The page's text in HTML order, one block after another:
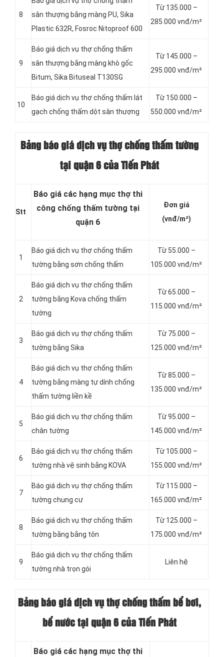
8
sân thượng bằng màng PU, Sika
Plastic 632R, Fosroc Nitoproof 600
Từ 135.000 –
285.000 vnđ/m²
9
Báo giá dịch vụ thợ chống thấm
sân thượng bằng màng khò gốc
Bitum, Sika Bituseal T130SG
Từ 145.000 –
295.000 vnđ/m²
10
Báo giá dịch vụ thợ chống thấm lát
gạch chống thấm dột sân thượng
Từ 150.000 –
550.000 vnđ/m²
Bảng báo giá dịch vụ thợ chống thấm tường
tại quận 6 của Tiến Phát
Stt
Báo giá các hạng mục thợ thi
công chống thấm tường tại
quận 6
Đơn giá
(vnđ/m²)
1
Báo giá dịch vụ thợ chống thấm
tường bằng sơn chống thấm
Từ 55.000 –
105.000 vnđ/m²
2
Báo giá dịch vụ thợ chống thấm
tường bằng Kova chống thấm
tường
Từ 65.000 –
115.000 vnđ/m²
3
Báo giá dịch vụ thợ chống thấm
tường bằng Sika
Từ 75.000 –
125.000 vnđ/m²
4
Báo giá dịch vụ thợ chống thấm
tường bằng màng tự dính chống
thấm tường liền kề
Từ 85.000 –
135.000 vnđ/m²
5
Báo giá dịch vụ thợ chống thấm
chân tường
Từ 95.000 –
145.000 vnđ/m²
6
Báo giá dịch vụ thợ chống thấm
tường nhà vệ sinh bằng KOVA
Từ 105.000 –
155.000 vnđ/m²
7
Báo giá dịch vụ thợ chống thấm
tường chung cư
Từ 115.000 –
165.000 vnđ/m²
8
Báo giá dịch vụ thợ chống thấm
tường bằng bằng tôn
Từ 125.000 –
175.000 vnđ/m²
9
Báo giá dịch vụ thợ chống thấm
tường nhà trọn gói
Liên hệ
Bảng báo giá dịch vụ thợ chống thấm bể bơi,
bể nước tại quận 6 của Tiến Phát
Báo giá các hạng mục thợ thi